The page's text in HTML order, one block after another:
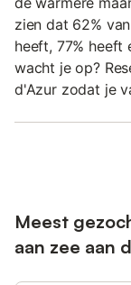
zien dat 62%
heeft, 77% heeft
wacht je op?
d'Azur zodat je
Meest
aan zee aan